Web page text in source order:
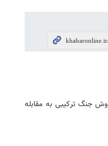
جنگ ترکیبی به مقابله